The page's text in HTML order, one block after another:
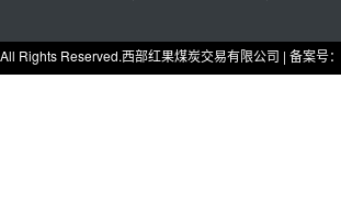
All Rights Reserved.西部红果煤炭交易有限公司 | 备案号：